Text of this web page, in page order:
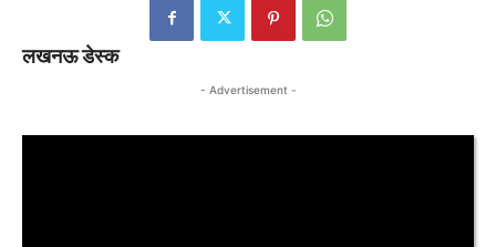
लखनऊ डेस्क
- Advertisement -